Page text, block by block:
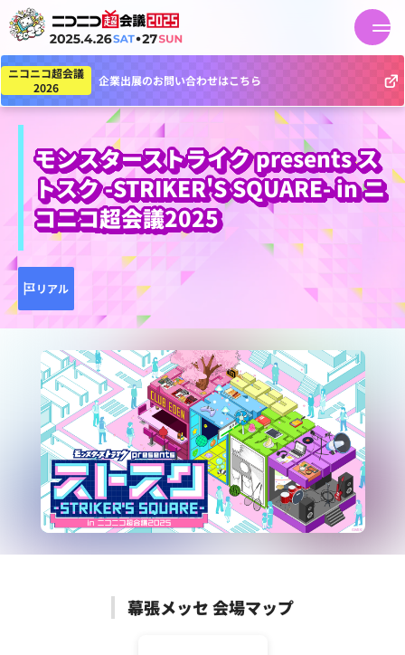
ニコニコ超会議
2026
企業出展のお問い合わせはこちら
モンスターストライク presents ス
トスク -STRIKER'S SQUARE- in ニ
コニコ超会議2025
リアル
幕張メッセ 会場マップ